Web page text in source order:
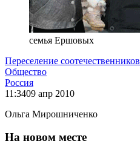
семья Ершовых
Переселение соотечественников
Общество
Россия
11:3409 апр 2010
Ольга Мирошниченко
На новом месте